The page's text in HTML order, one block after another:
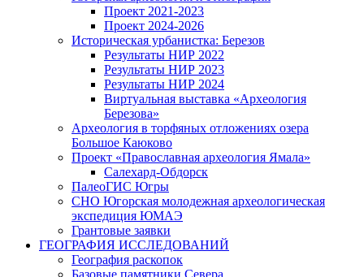
Проект 2021-2023
Проект 2024-2026
Историческая урбанистка: Березов
Результаты НИР 2022
Результаты НИР 2023
Результаты НИР 2024
Виртуальная выставка «Археология
Березова»
Археология в торфяных отложениях озера
Большое Каюково
Проект «Православная археология Ямала»
Салехард-Обдорск
ПалеоГИС Югры
СНО Югорская молодежная археологическая
экспедиция ЮМАЭ
Грантовые заявки
ГЕОГРАФИЯ ИССЛЕДОВАНИЙ
География раскопок
Базовые памятники Севера